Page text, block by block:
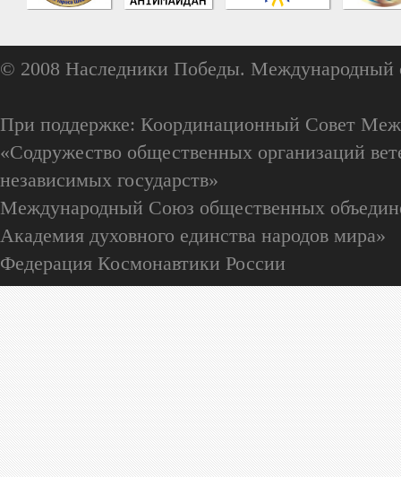
© 2008 Наследники Победы. Международный
При поддержке: Координационный Совет
«Содружество общественных организаций
независимых государств»
Международный Союз общественных
Академия духовного единства народов мира»
Федерация Космонавтики России